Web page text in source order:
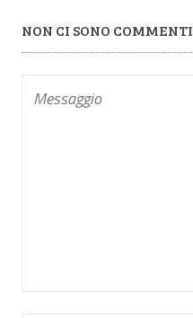
NON CI SONO COMMENTI